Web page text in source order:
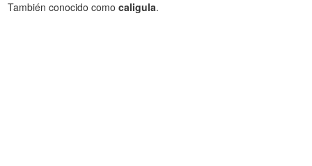
También conocido comocaligula.